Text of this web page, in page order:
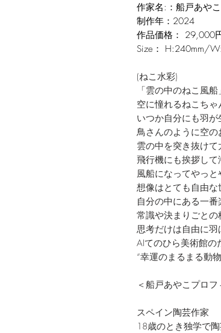
作家名:：船戸あやこ
制作年：2024
作品価格： 29,000
Size： H:240mm/
(ねこ水彩)
「雲の中のねこ風船」
空に憧れるねこちゃ
いつか自分にも羽が
鳥さんのように空の
雲の中を突き抜けて
飛行機にも挨拶して
風船になってやっと
想像はとても自由な
自分の中にある一番
常識や決まりごと
思考だけは自由に羽
AIてのひら美術館
“幸運のまるまる動
＜船戸あやこプロフ
スペイン陶芸作家
18歳のとき独学で